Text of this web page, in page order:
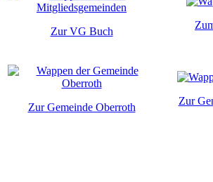
Zur VG Buch
Zur Gemeinde Oberroth
Zur